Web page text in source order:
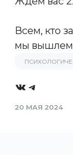
Всем, кто
мы вышлем
VK
20 МАЯ 2024